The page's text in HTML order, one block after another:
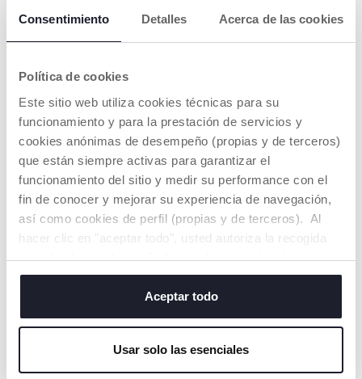
Consentimiento Detalles Acerca de las cookies
Política de cookies
Este sitio web utiliza cookies técnicas para su
funcionamiento y para la prestación de servicios y
cookies anónimas de desempeño (propias y de terceros)
que están siempre activas para garantizar el
funcionamiento del sitio y medir su performance con el
fin de conocer y mejorar su experiencia de navegación,
así como cookies de perfil (propias y de terceros). Al
hacer clic en "aceptar todo", usted autoriza la recogida
de todas las cookies. Si desea obtener más información
o cambiar o revocar el consentimiento de todas o
algunas cookies, haga clic en "mostrar detalles". Al
cerrar este banner, usted consiente en utilizar
servicio solicitado.
Aceptar todo
Usar solo las esenciales
VOLANTE
INTERACTIVO
El volante de este
camión correpasillos
cuenta con 4 botones
interactivos, sonidos
de conducción y luces.
ROBUSTO Y
SEGURO
Ruedas grandes y
fuertes que garantizan
una alta estabilidad
tanto en
configuraciones de
andador como de
paseo.